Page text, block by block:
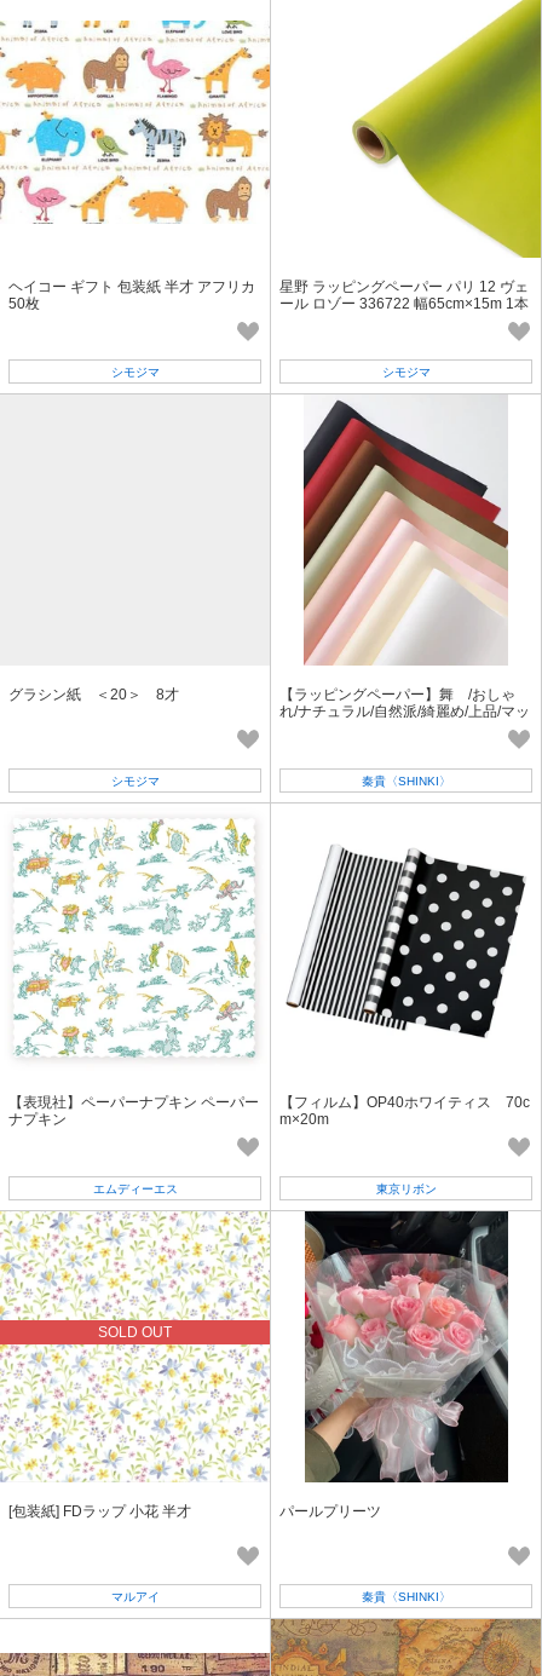
ヘイコー ギフト 包装紙 半才 アフリカ
50枚
シモジマ
星野 ラッピングペーパー パリ 12 ヴェ
ール ロゾー 336722 幅65cm×15m 1本
シモジマ
グラシン紙 ＜20＞ 8才
シモジマ
【ラッピングペーパー】舞 /おしゃ
れ/ナチュラル/自然派/綺麗め/上品/マッ
秦貴〈SHINKI〉
【表現社】ペーパーナプキン ペーパー
ナプキン
エムディーエス
【フィルム】OP40ホワイティス 70c
m×20m
東京リボン
SOLD OUT
[包装紙] FDラップ 小花 半才
マルアイ
パールプリーツ
秦貴〈SHINKI〉